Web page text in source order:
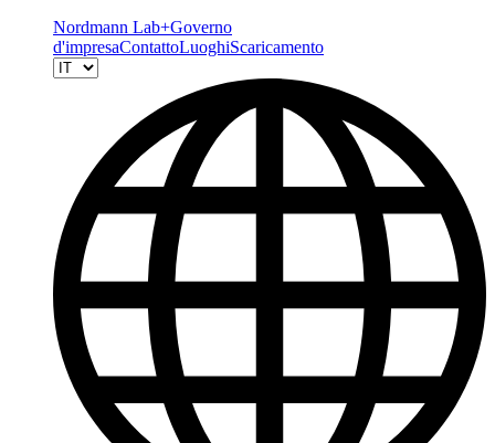
Nordmann Lab+Governo
d'impresaContattoLuoghiScaricamento